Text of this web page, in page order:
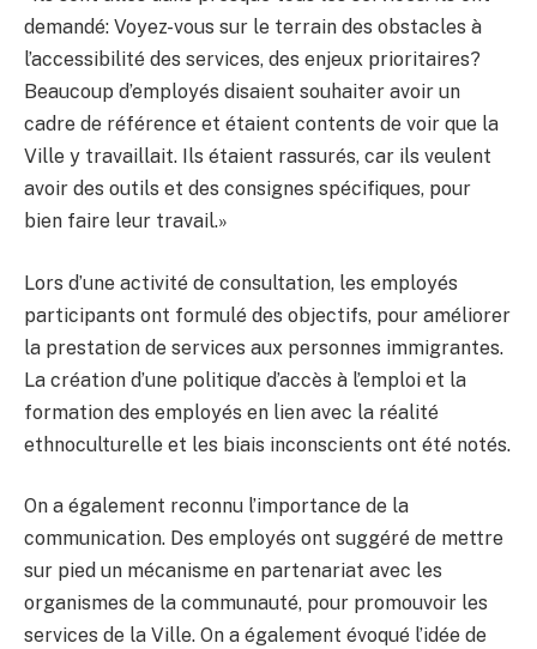
demandé: Voyez-vous sur le terrain des obstacles à
l’accessibilité des services, des enjeux prioritaires?
Beaucoup d’employés disaient souhaiter avoir un
cadre de référence et étaient contents de voir que la
Ville y travaillait. Ils étaient rassurés, car ils veulent
avoir des outils et des consignes spécifiques, pour
bien faire leur travail.»
Lors d’une activité de consultation, les employés
participants ont formulé des objectifs, pour améliorer
la prestation de services aux personnes immigrantes.
La création d’une politique d’accès à l’emploi et la
formation des employés en lien avec la réalité
ethnoculturelle et les biais inconscients ont été notés.
On a également reconnu l’importance de la
communication. Des employés ont suggéré de mettre
sur pied un mécanisme en partenariat avec les
organismes de la communauté, pour promouvoir les
services de la Ville. On a également évoqué l’idée de